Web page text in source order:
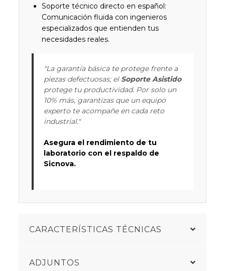
Soporte técnico directo en español:
Comunicación fluida con ingenieros
especializados que entienden tus
necesidades reales.
"La garantía básica te protege frente a
piezas defectuosas; el Soporte Asistido
protege tu productividad. Por solo un
10% más, garantizas que un equipo
experto te acompañe en cada reto
industrial."
Asegura el rendimiento de tu
laboratorio con el respaldo de
Sicnova.
CARACTERÍSTICAS TÉCNICAS
ADJUNTOS